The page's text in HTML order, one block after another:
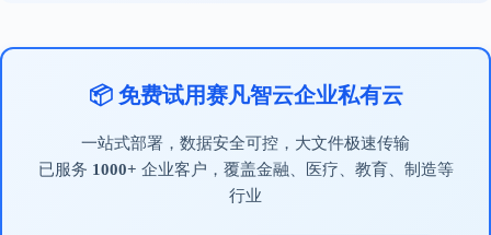
📦 免费试用赛凡智云企业私有云
一站式部署，数据安全可控，大文件极速传输
已服务 1000+ 企业客户，覆盖金融、医疗、教育、制造等
行业